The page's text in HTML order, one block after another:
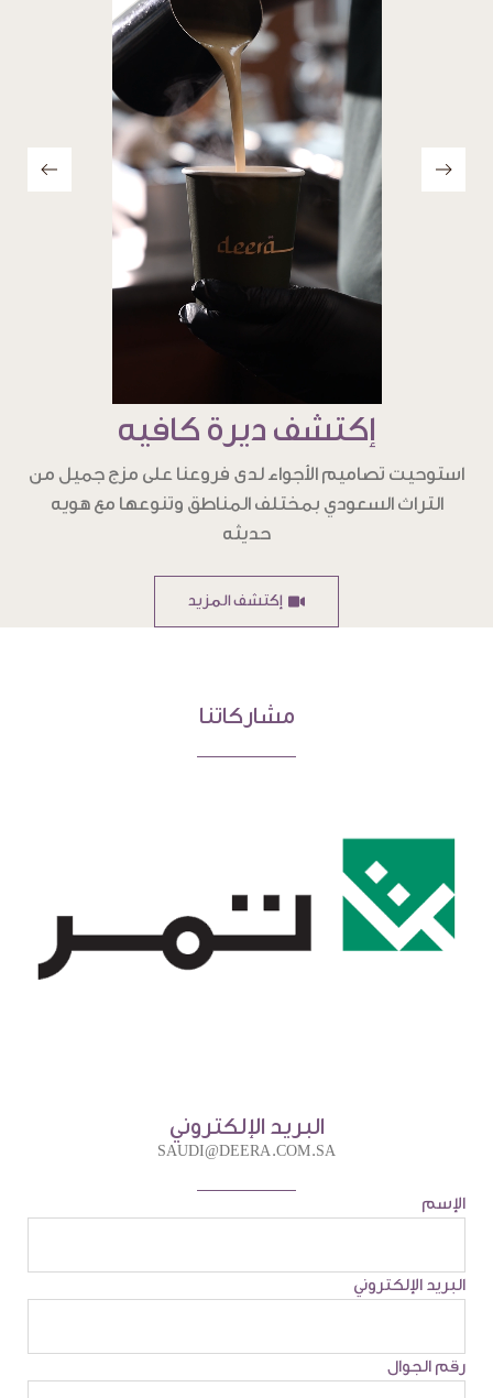
إكتشف ديرة كافيه
استوحيت تصاميم الأجواء لدى فروعنا على مزج جميل من
التراث السعودي بمختلف المناطق وتنوعها مع هويه
حديثه
إكتشف المزيد
SAUDI@DEERA.COM.SA